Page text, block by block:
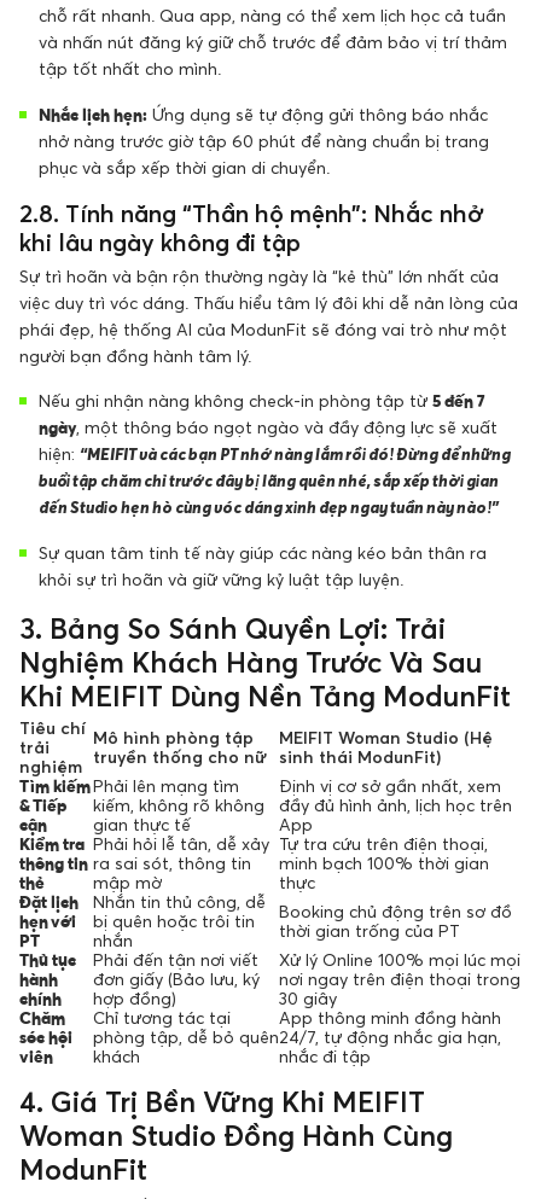
chỗ rất nhanh. Qua app, nàng có thể xem lịch học cả tuần
và nhấn nút đăng ký giữ chỗ trước để đảm bảo vị trí thảm
tập tốt nhất cho mình.
Nhắc lịch hẹn: Ứng dụng sẽ tự động gửi thông báo nhắc
nhở nàng trước giờ tập 60 phút để nàng chuẩn bị trang
phục và sắp xếp thời gian di chuyển.
2.8. Tính năng “Thần hộ mệnh”: Nhắc nhở
khi lâu ngày không đi tập
Sự trì hoãn và bận rộn thường ngày là “kẻ thù” lớn nhất của
việc duy trì vóc dáng. Thấu hiểu tâm lý đôi khi dễ nản lòng của
phái đẹp, hệ thống AI của ModunFit sẽ đóng vai trò như một
người bạn đồng hành tâm lý.
Nếu ghi nhận nàng không check-in phòng tập từ 5 đến 7
ngày, một thông báo ngọt ngào và đầy động lực sẽ xuất
hiện: “MEIFIT và các bạn PT nhớ nàng lắm rồi đó! Đừng để những
buổi tập chăm chỉ trước đây bị lãng quên nhé, sắp xếp thời gian
đến Studio hẹn hò cùng vóc dáng xinh đẹp ngay tuần này nào!”
Sự quan tâm tinh tế này giúp các nàng kéo bản thân ra
khỏi sự trì hoãn và giữ vững kỷ luật tập luyện.
3. Bảng So Sánh Quyền Lợi: Trải
Nghiệm Khách Hàng Trước Và Sau
Khi MEIFIT Dùng Nền Tảng ModunFit
Tiêu chí
trải
nghiệm
Mô hình phòng tập
truyền thống cho nữ
MEIFIT Woman Studio (Hệ
sinh thái ModunFit)
Tìm kiếm
& Tiếp
cận
Phải lên mạng tìm
kiếm, không rõ không
gian thực tế
Định vị cơ sở gần nhất, xem
đầy đủ hình ảnh, lịch học trên
App
Kiểm tra
thông tin
thẻ
Phải hỏi lễ tân, dễ xảy
ra sai sót, thông tin
mập mờ
Tự tra cứu trên điện thoại,
minh bạch 100% thời gian
thực
Đặt lịch
hẹn với
PT
Nhắn tin thủ công, dễ
bị quên hoặc trôi tin
nhắn
Booking chủ động trên sơ đồ
thời gian trống của PT
Thủ tục
hành
chính
Phải đến tận nơi viết
đơn giấy (Bảo lưu, ký
hợp đồng)
Xử lý Online 100% mọi lúc mọi
nơi ngay trên điện thoại trong
30 giây
Chăm
sóc hội
viên
Chỉ tương tác tại
phòng tập, dễ bỏ quên
khách
App thông minh đồng hành
24/7, tự động nhắc gia hạn,
nhắc đi tập
4. Giá Trị Bền Vững Khi MEIFIT
Woman Studio Đồng Hành Cùng
ModunFit